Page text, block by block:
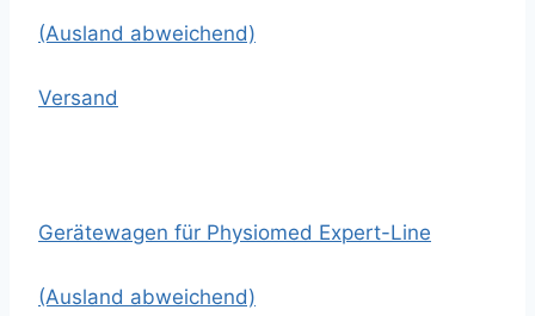
(Ausland abweichend)
Versand
Gerätewagen für Physiomed Expert-Line
(Ausland abweichend)